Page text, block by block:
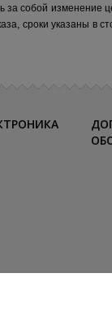
за собой изменение
сроки указаны в